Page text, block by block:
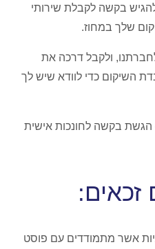
בקשה לקבלת שירותי
שלך במחוז.
ולקבל דרכה את
השיקום כדי לוודא שיש לך
בקשה לחונכות אישית
זכאים:
יות אשר מתמודדים עם פוסט